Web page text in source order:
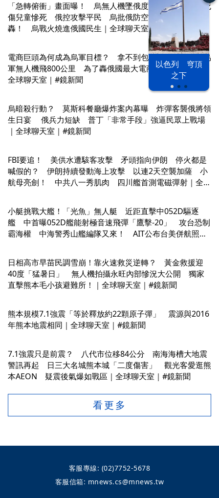
以色列 穹頂
之下
「急轉俯衝」畫面曝！ 烏無人機墜俄度假海灘 釀嚴重死
傷兒童慘死 俄控攻擊平民 烏批俄防空失誤 野莓遭狂
轟！ 烏戰火燒進俄國民生｜全球聊天室｜#鏡新聞
電商巨頭為何成為烏軍目標？ 拿不到包裹俄民超有感 烏
軍無人機飛800公里 為了轟俄國最大電商「野莓」倉庫｜
全球聊天室｜#鏡新聞
烏暗殺行動？ 莫斯科餐廳爆炸案內幕曝 炸彈客襲俄將領
生日宴 俄兵力短缺 普丁「非常手段」強逼民眾上戰場
｜全球聊天室｜#鏡新聞
FBI要追！ 美供水遭駭客攻擊 矛頭指向伊朗 停火都是
喊假的？ 伊朗持續發動海上攻擊 以連2天空襲加薩 小
航母亮劍！ 中共八一秀肌肉 四川艦首測電磁彈射｜全球
小艇挑戰大艦！「光魚」無人艇 近距直擊中052D驅逐
艦 中首曝052D艦能射極音速飛彈「鷹擊-20」 攻台恐制
霸海權 中海警秀山艦編隊又來！ AIT公布台美併航照
日相高市早苗民調雪崩！靠火速救災逆轉？ 黃金救援迎
40度「猛暑日」 無人機拍攝永旺內部慘況大公開 獨家
直擊熊本毛小孩避難所！｜全球聊天室｜#鏡新聞
熊本規模7.1強震「等於釋放約22顆原子彈」 震源與2016
年熊本地震相同｜全球聊天室｜#鏡新聞
7.1強震只是前震？ 八代市位移84公分 南海海槽大地震
警訊再起 日三大名城熊本城「二度傷害」 觀光客愛逛熊
本AEON 疑震後氣爆如戰區｜全球聊天室｜#鏡新聞
看更多
客服專線: (02)7752-5678
客服信箱: mnews.cs@mnews.tw